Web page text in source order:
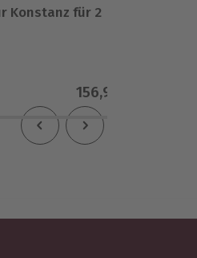
Konstanz für 2
156,90 €